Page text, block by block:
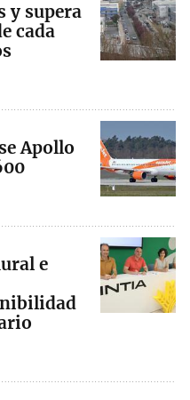
y supera
cada
Apollo
e